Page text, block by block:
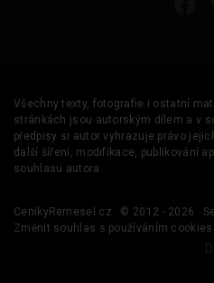
Všechny texty, fotografie i ostatní
stránkách jsou autorským dílem a v
předpisy si autor vyhrazuje právo
další šíření, modifikace, publikování
souhlasu autora.
CenikyRemesel.cz © 2012 - 2026
Změnit souhlas s používáním cookies